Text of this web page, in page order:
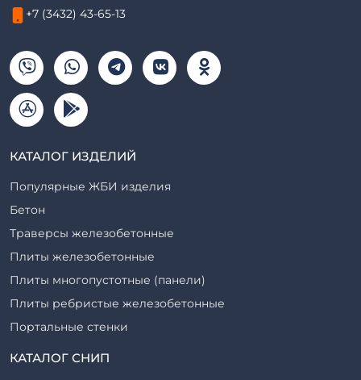
+7 (3432) 43-65-13
КАТАЛОГ ИЗДЕЛИЙ
Популярные ЖБИ изделия
Бетон
Траверсы железобетонные
Плиты железобетонные
Плиты многопустотные (панели)
Плиты ребристые железобетонные
Портальные стенки
Прогоны железобетонные
КАТАЛОГ СНИП